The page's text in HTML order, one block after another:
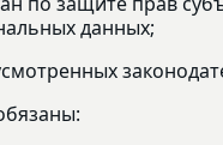
данных;